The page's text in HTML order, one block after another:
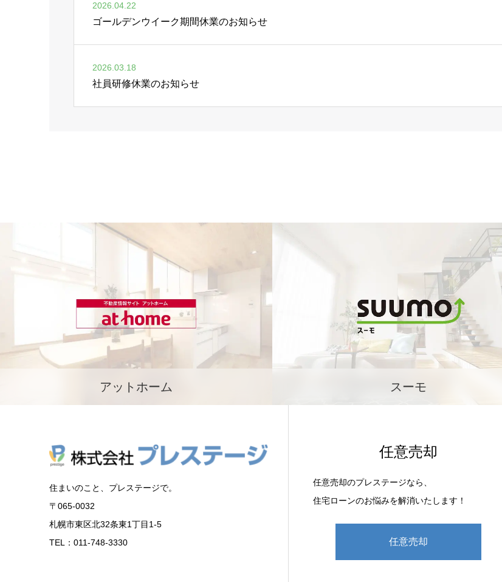
2026.04.22
ゴールデンウイーク期間休業のお知らせ
2026.03.18
社員研修休業のお知らせ
アットホーム スーモ
住まいのこと、プレステージで。
〒065-0032
札幌市東区北32条東1丁目1-5
TEL：011-748-3330
任意売却
任意売却のプレステージなら、
住宅ローンのお悩みを解消いたします！
任意売却